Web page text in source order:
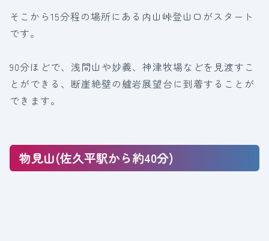
そこから15分程の場所にある内山峠登山口がスタート
です。
90分ほどで、浅間山や妙義、神津牧場などを見渡すこ
とができる、断崖絶壁の艫岩展望台に到着することが
できます。
物見山(佐久平駅から約40分)